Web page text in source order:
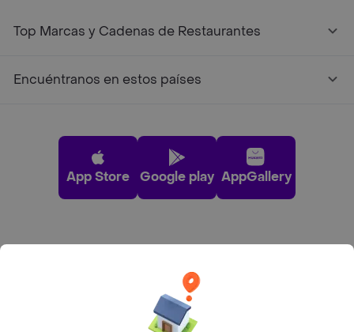
Top Marcas y Cadenas de Restaurantes
Encuéntranos en estos países
App Store Google play AppGallery